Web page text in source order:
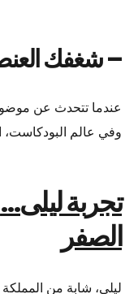
– شغفك
عندما تتحدث عن
وفي عالم
تجربة
الصفر
ليلى، شابة من